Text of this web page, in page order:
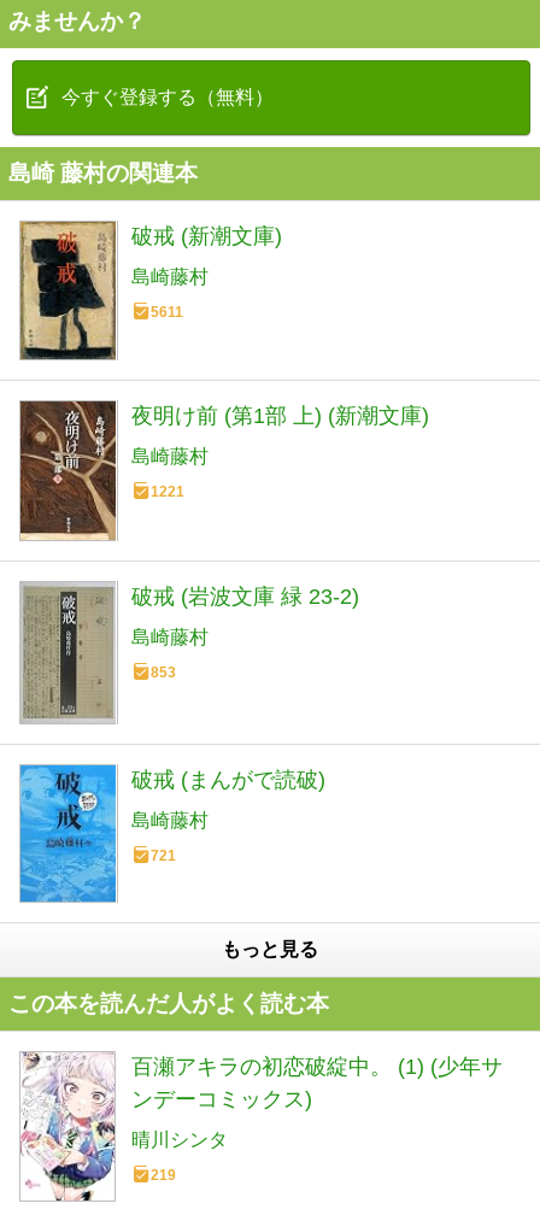
みませんか？
今すぐ登録する（無料）
島崎 藤村の関連本
破戒 (新潮文庫)
島崎藤村
5611
夜明け前 (第1部 上) (新潮文庫)
島崎藤村
1221
破戒 (岩波文庫 緑 23-2)
島崎藤村
853
破戒 (まんがで読破)
島崎藤村
721
もっと見る
この本を読んだ人がよく読む本
百瀬アキラの初恋破綻中。 (1) (少年サ
ンデーコミックス)
晴川シンタ
219